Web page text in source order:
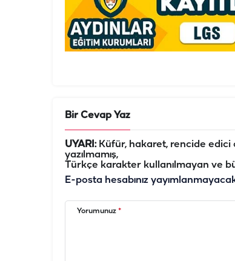
Bir Cevap Yaz
UYARI:Küfür, hakaret, rencide edici
yazılmamış,
Türkçe karakter kullanılmayan ve
E-posta hesabınız
Yorumunuz *